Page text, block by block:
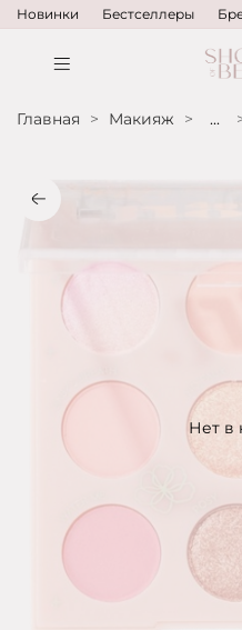
Новинки Бестселлеры
Главная Макияж ...
Нет в